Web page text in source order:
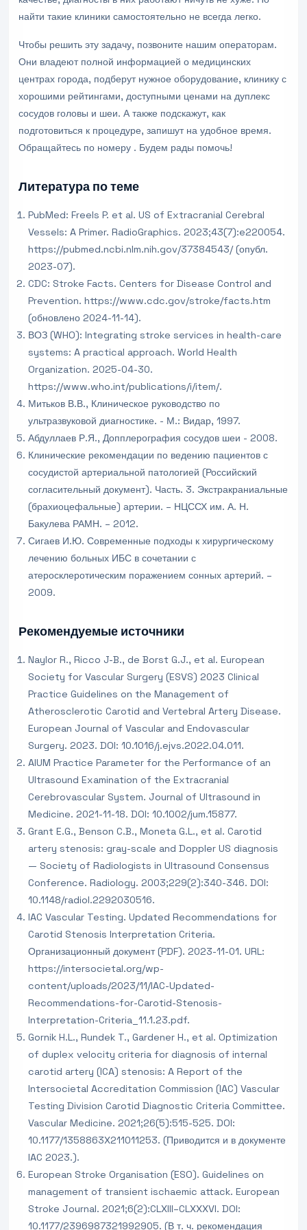
найти такие клиники самостоятельно не всегда легко.
Чтобы решить эту задачу, позвоните нашим операторам.
Они владеют полной информацией о медицинских
центрах города, подберут нужное оборудование, клинику с
хорошими рейтингами, доступными ценами на дуплекс
сосудов головы и шеи. А также подскажут, как
подготовиться к процедуре, запишут на удобное время.
Обращайтесь по номеру . Будем рады помочь!
Литература по теме
PubMed: Freels P. et al. US of Extracranial Cerebral
Vessels: A Primer. RadioGraphics. 2023;43(7):e220054.
https://pubmed.ncbi.nlm.nih.gov/37384543/ (опубл.
2023-07).
CDC: Stroke Facts. Centers for Disease Control and
Prevention. https://www.cdc.gov/stroke/facts.htm
(обновлено 2024-11-14).
ВОЗ (WHO): Integrating stroke services in health-care
systems: A practical approach. World Health
Organization. 2025-04-30.
https://www.who.int/publications/i/item/.
Митьков В.В., Клиническое руководство по
ультразвуковой диагностике. - М.: Видар, 1997.
Абдуллаев Р.Я., Допплерография сосудов шеи - 2008.
Клинические рекомендации по ведению пациентов с
сосудистой артериальной патологией (Российский
согласительный документ). Часть. 3. Экстракраниальные
(брахиоцефальные) артерии. – НЦССХ им. А. Н.
Бакулева РАМН. – 2012.
Сигаев И.Ю. Современные подходы к хирургическому
лечению больных ИБС в сочетании с
атеросклеротическим поражением сонных артерий. –
2009.
Рекомендуемые источники
Naylor R., Ricco J-B., de Borst G.J., et al. European
Society for Vascular Surgery (ESVS) 2023 Clinical
Practice Guidelines on the Management of
Atherosclerotic Carotid and Vertebral Artery Disease.
European Journal of Vascular and Endovascular
Surgery. 2023. DOI: 10.1016/j.ejvs.2022.04.011.
AIUM Practice Parameter for the Performance of an
Ultrasound Examination of the Extracranial
Cerebrovascular System. Journal of Ultrasound in
Medicine. 2021-11-18. DOI: 10.1002/jum.15877.
Grant E.G., Benson C.B., Moneta G.L., et al. Carotid
artery stenosis: gray-scale and Doppler US diagnosis
— Society of Radiologists in Ultrasound Consensus
Conference. Radiology. 2003;229(2):340-346. DOI:
10.1148/radiol.2292030516.
IAC Vascular Testing. Updated Recommendations for
Carotid Stenosis Interpretation Criteria.
Организационный документ (PDF). 2023-11-01. URL:
https://intersocietal.org/wp-
content/uploads/2023/11/IAC-Updated-
Recommendations-for-Carotid-Stenosis-
Interpretation-Criteria_11.1.23.pdf.
Gornik H.L., Rundek T., Gardener H., et al. Optimization
of duplex velocity criteria for diagnosis of internal
carotid artery (ICA) stenosis: A Report of the
Intersocietal Accreditation Commission (IAC) Vascular
Testing Division Carotid Diagnostic Criteria Committee.
Vascular Medicine. 2021;26(5):515-525. DOI:
10.1177/1358863X211011253. (Приводится и в документе
IAC 2023.).
European Stroke Organisation (ESO). Guidelines on
management of transient ischaemic attack. European
Stroke Journal. 2021;6(2):CLXIII–CLXXXVI. DOI:
10.1177/2396987321992905. (В т. ч. рекомендация